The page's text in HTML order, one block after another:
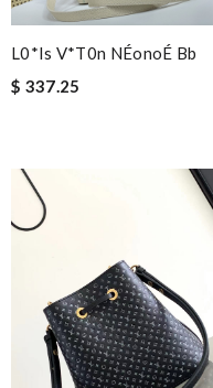
L0*is V*t0n NÉonoÉ Bb
$ 337.25